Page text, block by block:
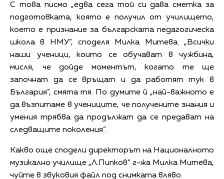
С това писмо „едва сега той си дава сметка за
подготовката, която е получил от училището,
което е признание за българската педагогическа
школа в НМУ”, споделя Милка Митева. „Всички
наши ученици, които се обучават в чужбина,
мисля, че дойде моментът, когато те ще
започнат да се връщат и да работят тук в
България”, смята тя. По думите й „най-важното е
да възпитаме в учениците, че получените знания и
умения трябва да продължат да се предават на
следващите поколения”.
Какво още сподели директорът на Националното
музикално училище „Л.Пипков” г-жа Милка Митева,
чуйте в звуковия файл под снимката вляво.